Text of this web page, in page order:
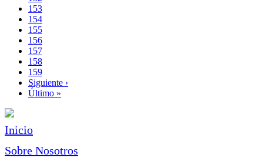
Page
153
Page
154
Página
actual
155
Page
156
Page
157
Page
158
Page
159
Siguiente
página
Siguiente ›
Última
Último »
Inicio
Sobre Nosotros